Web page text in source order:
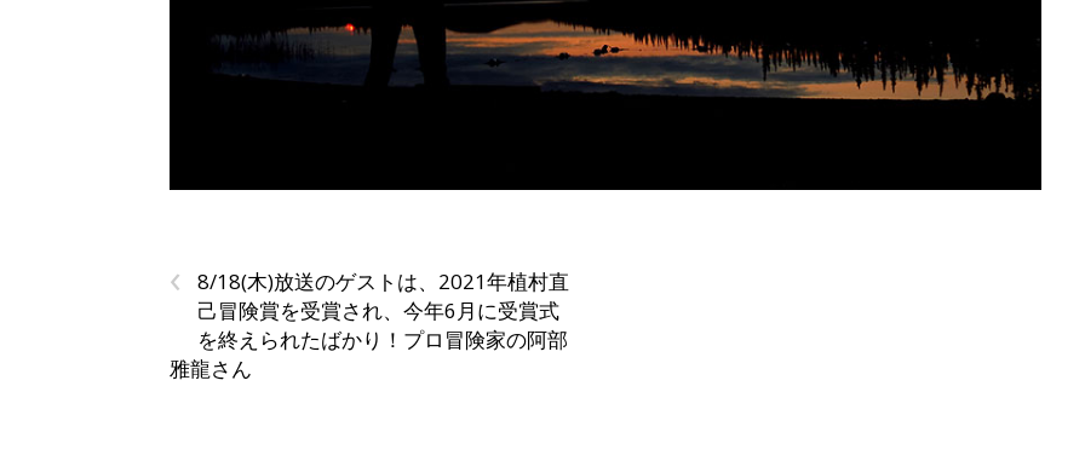
‹
8/18(木)放送のゲストは、2021年植村直
己冒険賞を受賞され、今年6月に受賞式
を終えられたばかり！プロ冒険家の阿部
雅龍さん